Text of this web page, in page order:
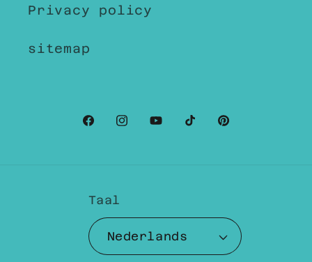
Privacy policy
sitemap
Facebook
Instagram
YouTubeTikTokPinterest
Taal
Nederlands